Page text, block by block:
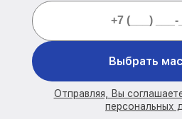
Выбрать
Отправляя, Вы
персональных